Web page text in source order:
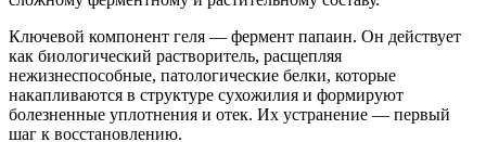
Ключевой компонент геля — фермент папаин. Он действует
как биологический растворитель, расщепляя
нежизнеспособные, патологические белки, которые
накапливаются в структуре сухожилия и формируют
болезненные уплотнения и отек. Их устранение — первый
шаг к восстановлению.